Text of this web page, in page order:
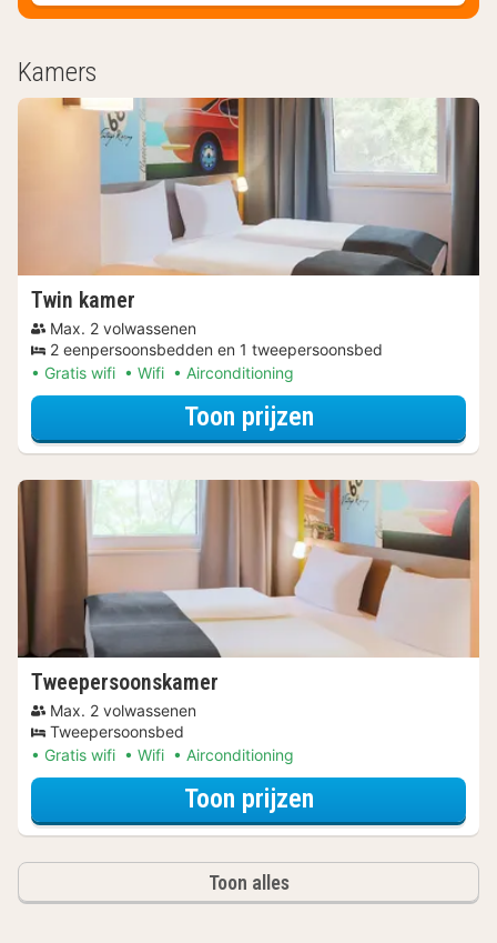
Kamers
Twin kamer
Max. 2 volwassenen
2 eenpersoonsbedden en 1 tweepersoonsbed
Gratis wifi
Wifi Airconditioning
Toon prijzenvoor Twin kamer
Tweepersoonskamer
Max. 2 volwassenen
Tweepersoonsbed
Gratis wifi
Wifi Airconditioning
Toon prijzenvoor
Toon alles